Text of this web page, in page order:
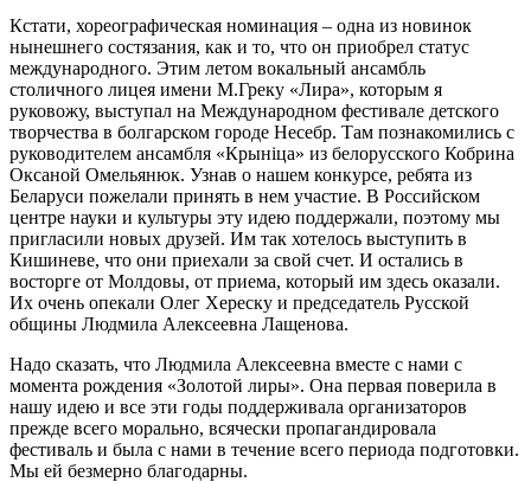
Кстати, хореографическая номинация – одна из новинок
нынешнего состязания, как и то, что он приобрел статус
международного. Этим летом вокальный ансамбль
столичного лицея имени М.Греку «Лира», которым я
руковожу, выступал на Международном фестивале детского
творчества в болгарском городе Несебр. Там познакомились с
руководителем ансамбля «Крынiца» из белорусского Кобрина
Оксаной Омельянюк. Узнав о нашем конкурсе, ребята из
Беларуси пожелали принять в нем участие. В Российском
центре науки и культуры эту идею поддержали, поэтому мы
пригласили новых друзей. Им так хотелось выступить в
Кишиневе, что они приехали за свой счет. И остались в
восторге от Молдовы, от приема, который им здесь оказали.
Их очень опекали Олег Хереску и председатель Русской
общины Людмила Алексеевна Лащенова.
Надо сказать, что Людмила Алексеевна вместе с нами с
момента рождения «Золотой лиры». Она первая поверила в
нашу идею и все эти годы поддерживала организаторов
прежде всего морально, всячески пропагандировала
фестиваль и была с нами в течение всего периода подготовки.
Мы ей безмерно благодарны.